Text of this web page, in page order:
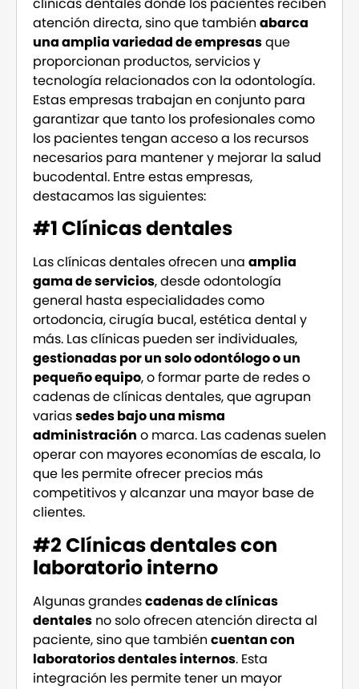
atención directa, sino que tambiénabarca
una amplia variedad de empresasque
proporcionan productos, servicios y
tecnología relacionados con la odontología.
Estas empresas trabajan en conjunto para
garantizar que tanto los profesionales como
los pacientes tengan acceso a los recursos
necesarios para mantener y mejorar la salud
bucodental. Entre estas empresas,
destacamos las siguientes:
#1 Clínicas dentales
Las clínicas dentales ofrecen una amplia
gama de servicios, desde odontología
general hasta especialidades como
ortodoncia, cirugía bucal, estética dental y
más. Las clínicas pueden ser individuales,
gestionadas por un solo odontólogo o un
pequeño equipo, o formar parte de redes o
cadenas de clínicas dentales, que agrupan
variassedes bajo una misma
administración o marca. Las cadenas suelen
operar con mayores economías de escala, lo
que les permite ofrecer precios más
competitivos y alcanzar una mayor base de
clientes.
#2 Clínicas dentales con
laboratorio interno
Algunas grandescadenas de clínicas
dentales no solo ofrecen atención directa al
paciente, sino que tambiéncuentan con
laboratorios dentales internos. Esta
integración les permite tener un mayor